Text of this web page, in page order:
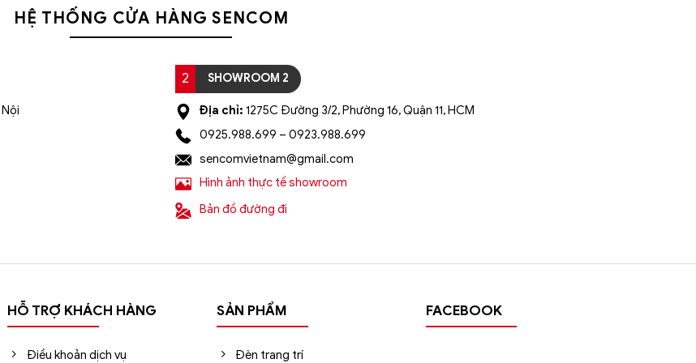
HỆ THỐNG CỬA HÀNG SENCOM
2 SHOWROOM 2
Địa chỉ: 1275C Đường 3/2, Phường 16, Quận 11, HCM
0925.988.699 – 0923.988.699
sencomvietnam@gmail.com
Hình ảnh thực tế showroom
Bản đồ đường đi
HỖ TRỢ KHÁCH HÀNG
Điều khoản dịch vụ
SẢN PHẨM
Đèn trang trí
FACEBOOK